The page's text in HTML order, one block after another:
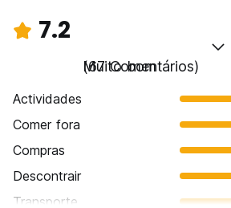
7.2
Muito bom
(67 Comentários)
Actividades
Comer fora
Compras
Descontrair
Transporte